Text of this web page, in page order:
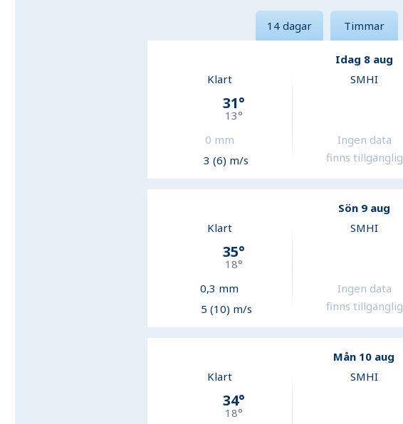
14 dagar Timmar
Idag 8 aug
Klart
31°
13°
0 mm
3 (6) m/s
SMHI
Ingen data
finns tillgänglig
Sön 9 aug
Klart
35°
18°
0,3 mm
5 (10) m/s
SMHI
Ingen data
finns tillgänglig
Mån 10 aug
Klart
34°
18°
SMHI